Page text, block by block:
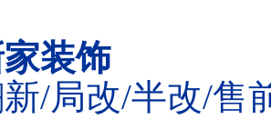
装饰
新/局改/半改/